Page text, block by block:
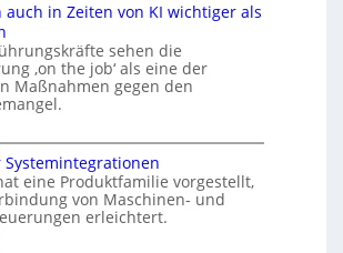
n
auch in Zeiten von KI wichtiger als
sehen die
‚on the job‘ als eine der
Maßnahmen gegen den
eine Produktfamilie vorgestellt,
von Maschinen- und
erleichtert.